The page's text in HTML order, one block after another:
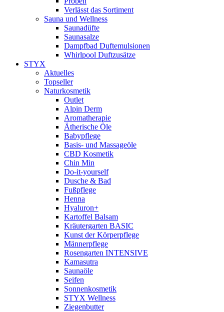
Verlässt das Sortiment
Sauna und Wellness
Saunadüfte
Saunasalze
Dampfbad Duftemulsionen
Whirlpool Duftzusätze
STYX
Aktuelles
Topseller
Naturkosmetik
Outlet
Alpin Derm
Aromatherapie
Ätherische Öle
Babypflege
Basis- und Massageöle
CBD Kosmetik
Chin Min
Do-it-yourself
Dusche & Bad
Fußpflege
Henna
Hyaluron+
Kartoffel Balsam
Kräutergarten BASIC
Kunst der Körperpflege
Männerpflege
Rosengarten INTENSIVE
Kamasutra
Saunaöle
Seifen
Sonnenkosmetik
STYX Wellness
Ziegenbutter